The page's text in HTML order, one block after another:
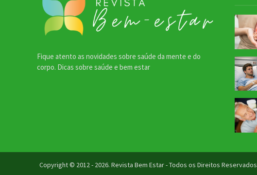
Fique atento as novidades sobre saúde da mente e do
corpo. Dicas sobre saúde e bem estar
Copyright © 2012 - 2026. Revista Bem Estar - Todos os Direitos Reservados